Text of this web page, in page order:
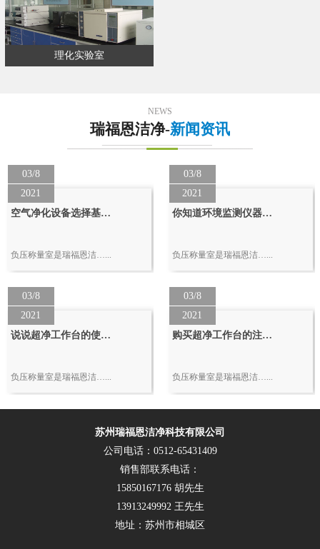
理化实验室
NEWS
瑞福恩洁净-新闻资讯
03/8
2021
空气净化设备选择基…
负压称量室是瑞福恩洁…...
03/8
2021
你知道环境监测仪器…
负压称量室是瑞福恩洁…...
03/8
2021
说说超净工作台的使…
负压称量室是瑞福恩洁…...
03/8
2021
购买超净工作台的注…
负压称量室是瑞福恩洁…...
苏州瑞福恩洁净科技有限公司
公司电话：0512-65431409
销售部联系电话：
15850167176 胡先生
13913249992 王先生
地址：苏州市相城区